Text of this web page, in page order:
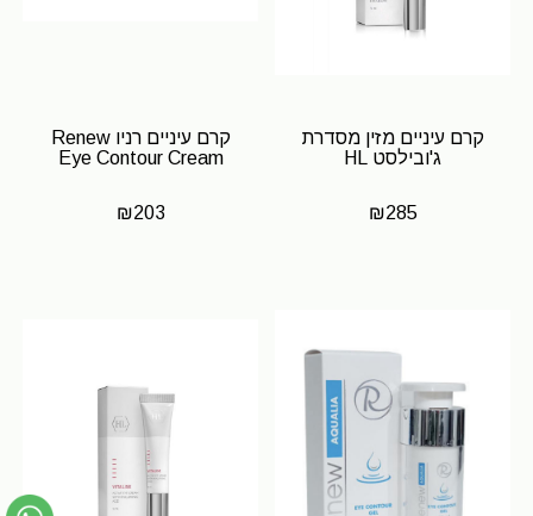
קרם עיניים מזין מסדרת
ג'ובילסט HL
₪285
קרם עיניים רניו Renew
Eye Contour Cream
₪203